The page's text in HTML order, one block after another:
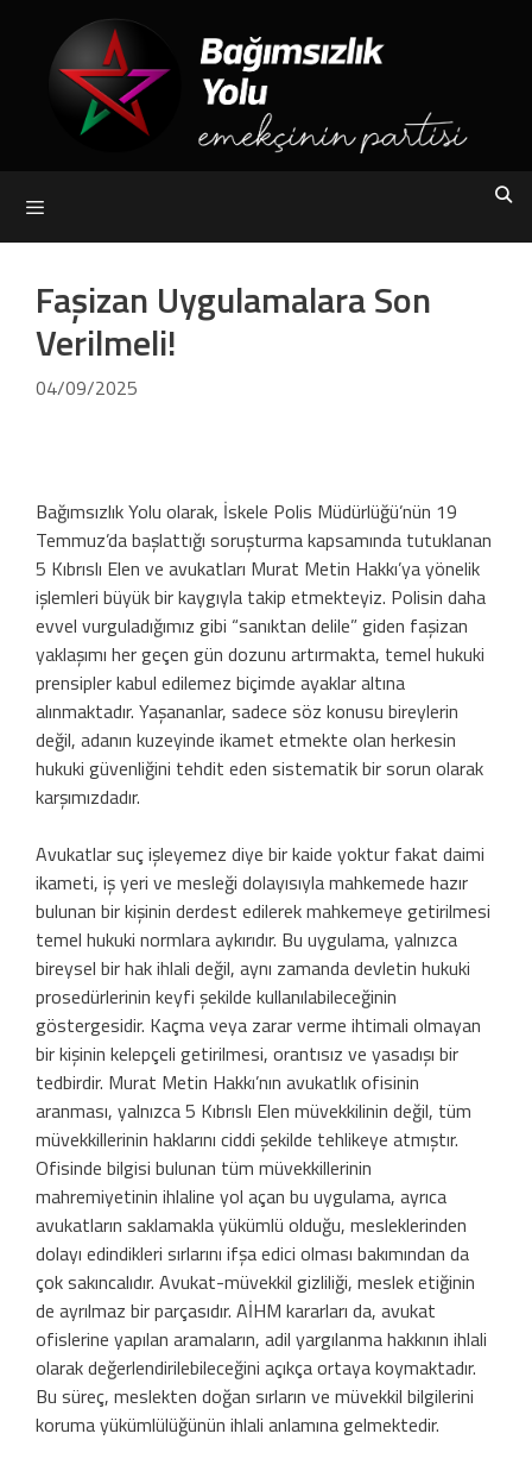
content
Faşizan Uygulamalara Son
Verilmeli!
04/09/2025
Bağımsızlık Yolu olarak, İskele Polis Müdürlüğü’nün 19
Temmuz’da başlattığı soruşturma kapsamında tutuklanan
5 Kıbrıslı Elen ve avukatları Murat Metin Hakkı’ya yönelik
işlemleri büyük bir kaygıyla takip etmekteyiz. Polisin daha
evvel vurguladığımız gibi “sanıktan delile” giden faşizan
yaklaşımı her geçen gün dozunu artırmakta, temel hukuki
prensipler kabul edilemez biçimde ayaklar altına
alınmaktadır. Yaşananlar, sadece söz konusu bireylerin
değil, adanın kuzeyinde ikamet etmekte olan herkesin
hukuki güvenliğini tehdit eden sistematik bir sorun olarak
karşımızdadır.
Avukatlar suç işleyemez diye bir kaide yoktur fakat daimi
ikameti, iş yeri ve mesleği dolayısıyla mahkemede hazır
bulunan bir kişinin derdest edilerek mahkemeye getirilmesi
temel hukuki normlara aykırıdır. Bu uygulama, yalnızca
bireysel bir hak ihlali değil, aynı zamanda devletin hukuki
prosedürlerinin keyfi şekilde kullanılabileceğinin
göstergesidir. Kaçma veya zarar verme ihtimali olmayan
bir kişinin kelepçeli getirilmesi, orantısız ve yasadışı bir
tedbirdir. Murat Metin Hakkı’nın avukatlık ofisinin
aranması, yalnızca 5 Kıbrıslı Elen müvekkilinin değil, tüm
müvekkillerinin haklarını ciddi şekilde tehlikeye atmıştır.
Ofisinde bilgisi bulunan tüm müvekkillerinin
mahremiyetinin ihlaline yol açan bu uygulama, ayrıca
avukatların saklamakla yükümlü olduğu, mesleklerinden
dolayı edindikleri sırlarını ifşa edici olması bakımından da
çok sakıncalıdır. Avukat-müvekkil gizliliği, meslek etiğinin
de ayrılmaz bir parçasıdır. AİHM kararları da, avukat
ofislerine yapılan aramaların, adil yargılanma hakkının ihlali
olarak değerlendirilebileceğini açıkça ortaya koymaktadır.
Bu süreç, meslekten doğan sırların ve müvekkil bilgilerini
koruma yükümlülüğünün ihlali anlamına gelmektedir.